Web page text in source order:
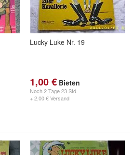
Lucky Luke Nr. 19
1,00 € Bieten
Noch2 Tage 23 Std.
+ 2,00 € Versand